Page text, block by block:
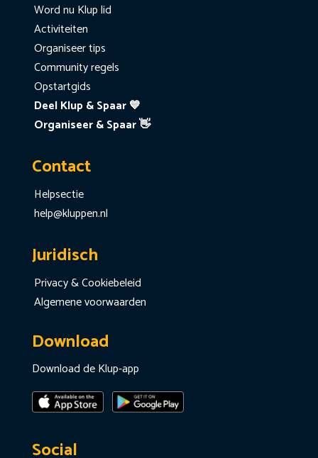
Word nu Klup lid
Activiteiten
Organiseer tips
Community regels
Opstartgids
Deel Klup & Spaar 💙
Organiseer & Spaar 👋
Contact
Helpsectie
help@kluppen.nl
Juridisch
Privacy & Cookiebeleid
Algemene voorwaarden
Download
Download de Klup-app
Social